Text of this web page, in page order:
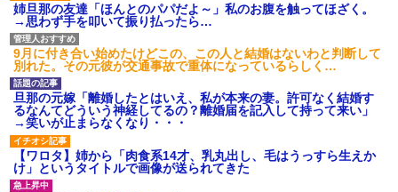
姉旦那の友達「ほんとのパパだよ～」私のお腹を触ってほざく。
→思わず手を叩いて振り払ったら…
9月に付き合い始めたけどこの、この人と結婚はないわと判断して
別れた。その元彼が交通事故で重体になっているらしく…
旦那の元嫁「離婚したとはいえ、私が本来の妻。許可なく結婚す
るなんてどういう神経してるの？離婚届を記入して持って来い」
→笑いが止まらなくなり・・・
【ワロタ】姉から「肉食系14才、乳丸出し、毛はうっすら生えか
け」というタイトルで画像が送られてきた